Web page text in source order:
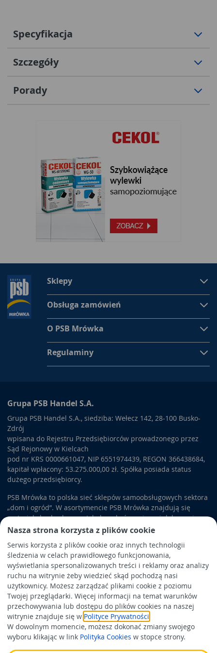
Nasza strona korzysta z plików cookie
Serwis korzysta z plików cookie oraz innych technologii
śledzenia w celach prawidłowego funkcjonowania,
wyświetlania spersonalizowanych treści i reklamy oraz analizy
ruchu na witrynie żeby wiedzieć skąd pochodzą nasi
użytkownicy. Możesz zarządzać plikami cookie z poziomu
Twojej przeglądarki. Więcej informacji na temat warunków
przechowywania lub dostępu do plików cookies na naszej
witrynie znajduje się w Polityce Prywatności
W dowolnym momencie, możesz dokonać zmiany swojego
wyboru klikając w link Polityka Cookies w stopce strony.
Specyfikacja
Szczegóły
Porady
Sklepy
Obsługa zamówień
O PSB Mrówka
Regulaminy
Grupa PSB Handel S.A.
Grupa PSB Handel S.A., siedziba: Wełecz 142, 28-100 Busko-
Zdrój
wpisana do Rejestru Przedsiębiorców prowadzonego przez
Sąd Rejonowy w Kielcach
pod nr KRS 0000661047, NIP 6551974439, REGON 366438684,
kapitał wpłacony: 53.275.000,00 zł. Spółka posiada status
dużego przedsiębiorcy.
PSB Mrówka to polska sieć sklepów samoobsługowych sektora
„dom i ogród”. W asortymencie PSB Mrówka znajdują się
materiały budowlane, artykuły wykończeniowe i dekoracyjne,
wyposażenie łazienek i kuchni, elektronarzędzia, a także
artykuły związane z ogrodem i otoczeniem domu.
Obowiązek informacyjny
Polityka prywatności
Polityka Cookies
Odbiór zużytego sprzętu
Wspierają nas: